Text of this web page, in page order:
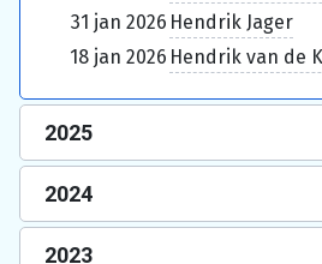
31 jan 2026 Hendrik Jager
18 jan 2026 Hendrik van de
2025
2024
2023